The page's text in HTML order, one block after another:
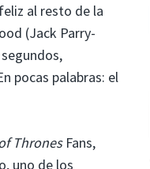
al resto de la
(Jack Parry-
pocas palabras: el
ThronesFans,
uno de los